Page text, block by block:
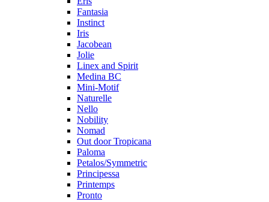
Fantasia
Instinct
Iris
Jacobean
Jolie
Linex and Spirit
Medina BC
Mini-Motif
Naturelle
Nello
Nobility
Nomad
Out door Tropicana
Paloma
Petalos/Symmetric
Principessa
Printemps
Pronto